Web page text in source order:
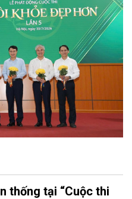
thống tại “Cuộc thi